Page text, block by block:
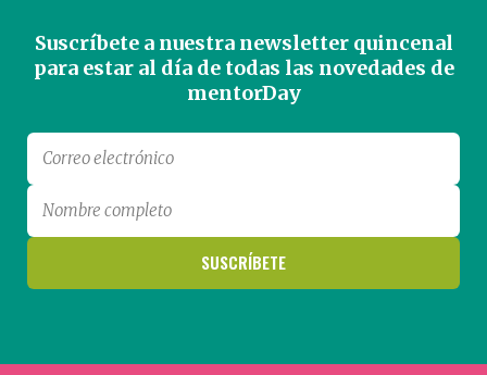
Suscríbete a nuestra newsletter quincenal
para estar al día de todas las novedades de
mentorDay